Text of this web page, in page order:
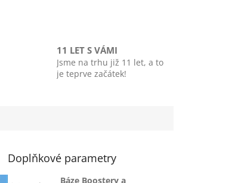
11 LET S VÁMI
Jsme na trhu již 11 let, a to
je teprve začátek!
Doplňkové parametry
Báze Boostery a